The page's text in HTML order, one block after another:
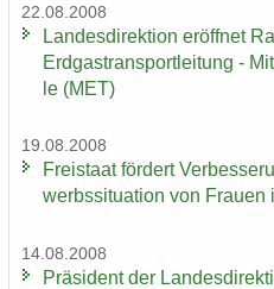
22.08.2008
Lan­des­di­rek­ti­on er­öff­net
Erd­gas­trans­port­lei­tung -
le (MET)
19.08.2008
Frei­staat för­dert
werbs­si­tua­ti­on von Frau­en
14.08.2008
Prä­si­dent der